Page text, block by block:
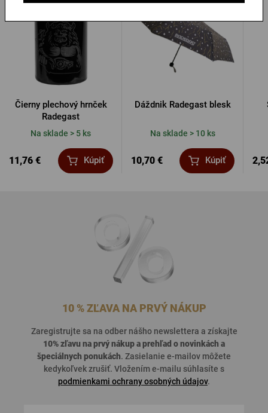
Čierny plechový hrnček
Radegast
Na sklade > 5 ks
11,76 € Kúpiť
Dáždnik Radegast blesk
Na sklade > 10 ks
10,70 € Kúpiť
10 % ZĽAVA NA PRVÝ NÁKUP
Zaregistrujte sa na odber nášho newslettera a získajte
10% zľavu na prvý nákup a prehľad onovinkách a
špeciálnych ponukách. Zasielanie e-mailov môžete
kedykoľvek zrušiť. Vložením e-mailu súhlasíte s
podmienkami ochrany osobných údajov.